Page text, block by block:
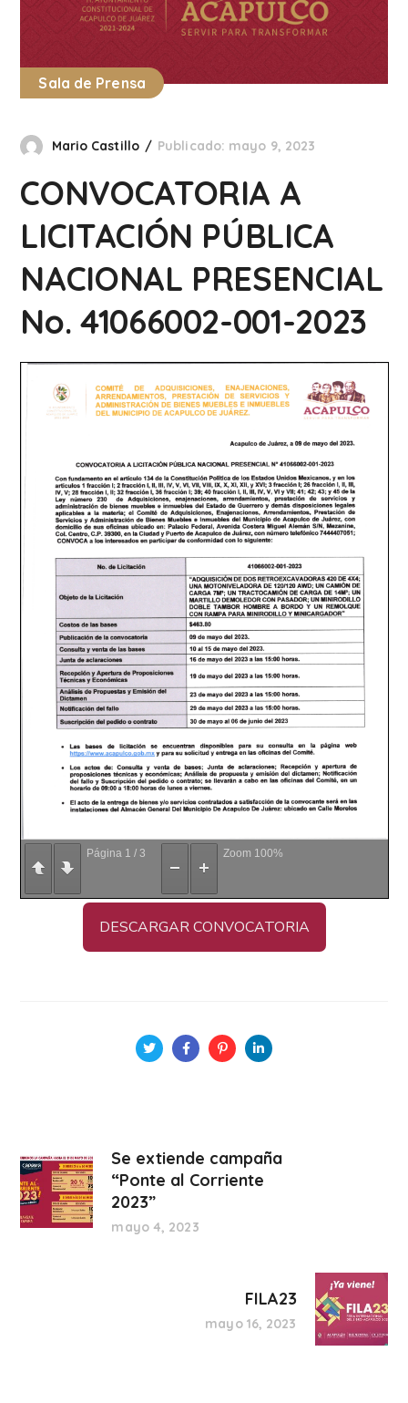
Sala de Prensa
Mario Castillo Publicado: mayo 9, 2023
CONVOCATORIA A
LICITACIÓN PÚBLICA
NACIONAL PRESENCIAL
No. 41066002-001-2023
Página 1 /3 Zoom 100%
DESCARGAR CONVOCATORIA
Se extiende campaña
“Ponte al Corriente
2023”
mayo 4, 2023
FILA23
mayo 16, 2023